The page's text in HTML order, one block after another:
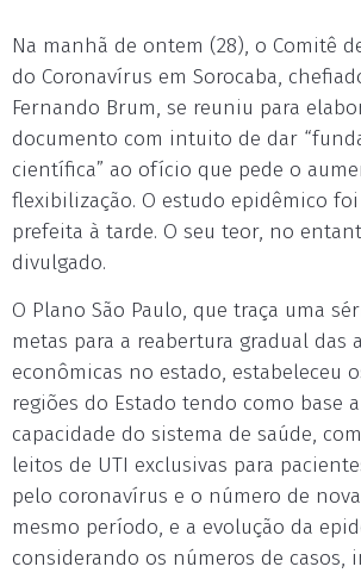
Na manhã de ontem (28), o Comitê
do Coronavírus em Sorocaba,
Fernando Brum, se reuniu para
documento com intuito de dar
científica” ao ofício que pede o
flexibilização. O estudo epidêmico
prefeita à tarde. O seu teor, no
divulgado.
O Plano São Paulo, que traça uma
metas para a reabertura gradual das
econômicas no estado, estabeleceu
regiões do Estado tendo como base
capacidade do sistema de saúde,
leitos de UTI exclusivas para
pelo coronavírus e o número de
mesmo período, e a evolução da
considerando os números de casos,